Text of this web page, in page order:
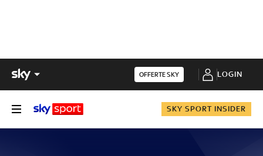
OFFERTE SKY LOGIN
SKY SPORT INSIDER